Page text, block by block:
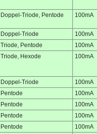
Doppel-Triode, Pentode 100mA
Doppel-Triode
100mA
Triode, Pentode 100mA
Triode, Hexode 100mA
Doppel-Triode
100mA
Pentode
100mA
Pentode
100mA
Pentode
100mA
Pentode
100mA